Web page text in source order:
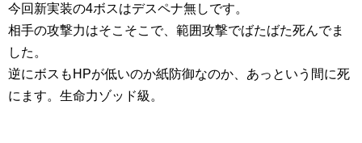
今回新実装の4ボスはデスペナ無しです。
相手の攻撃力はそこそこで、範囲攻撃でばたばた死んでま
した。
逆にボスもHPが低いのか紙防御なのか、あっという間に死
にます。生命力ゾッド級。